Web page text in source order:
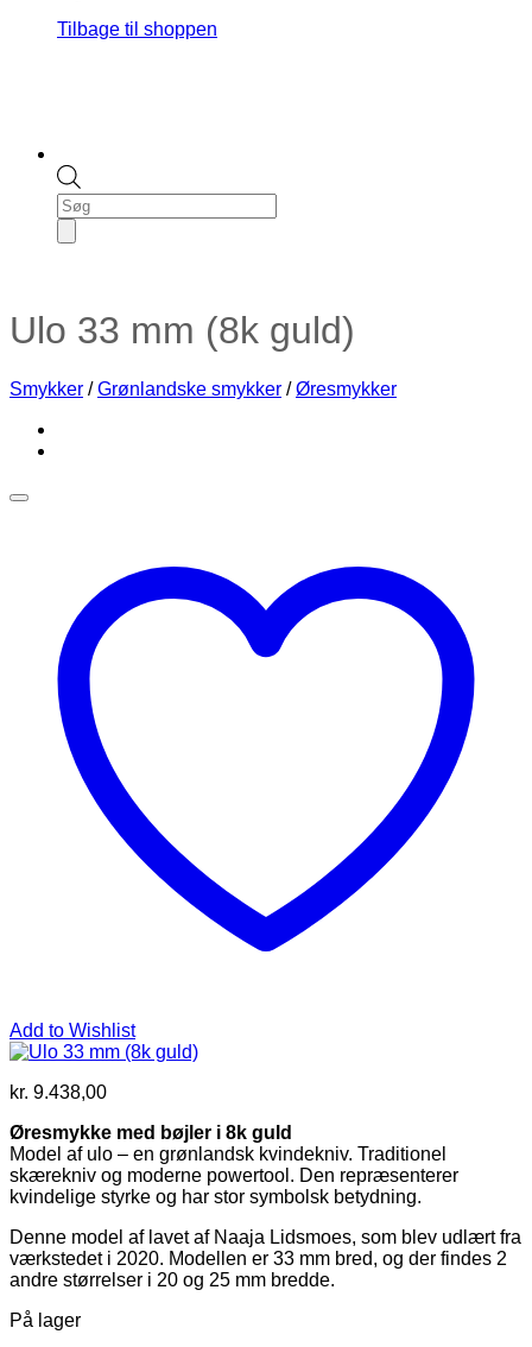
Tilbage til shoppen
Products
search
Ulo 33 mm (8k guld)
Smykker / Grønlandske smykker / Øresmykker
Add to Wishlist
kr. 9.438,00
Øresmykke med bøjler i 8k guld
Model af ulo – en grønlandsk kvindekniv. Traditionel
skærekniv og moderne powertool. Den repræsenterer
kvindelige styrke og har stor symbolsk betydning.
Denne model af lavet af Naaja Lidsmoes, som blev udlært fra
værkstedet i 2020. Modellen er 33 mm bred, og der findes 2
andre størrelser i 20 og 25 mm bredde.
På lager